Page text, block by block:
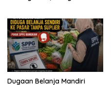
Dugaan Belanja Mandiri